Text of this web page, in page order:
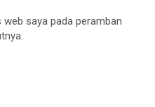
saya pada peramban